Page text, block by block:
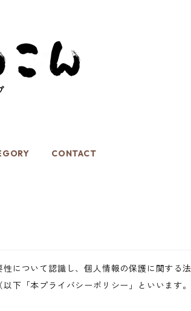
CONTACT
について認識し、個人情報の保護に関する
下「本プライバシーポリシー」といいます